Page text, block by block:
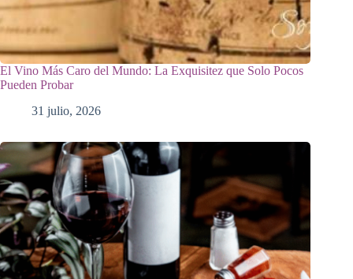
El Vino Más Caro del Mundo: La Exquisitez que Solo Pocos
Pueden Probar
31 julio, 2026